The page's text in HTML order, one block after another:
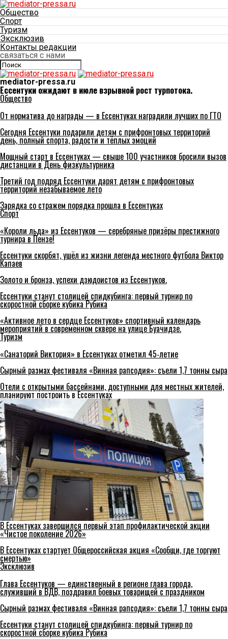
Общество
Спорт
Туризм
Эксклюзив
Контакты редакции
связаться с нами
mediator-pressa.ru
Ессентуки ожидают в июле взрывной рост турпотока.
Общество
От норматива до награды — в Ессентуках наградили лучших по ГТО
Сегодня Ессентуки подарили детям с прифронтовых территорий
день, полный спорта, радости и тёплых эмоций
Мощный старт в Ессентуках — свыше 100 участников бросили вызов
дистанции в День физкультурника
Третий год подряд Ессентуки дарят детям с прифронтовых
территорий незабываемое лето
Зарядка со стражем порядка прошла в Ессентуках
Спорт
«Короли льда» из Ессентуков — серебряные призёры престижного
турнира в Пензе!
Ессентуки скорбят, ушёл из жизни легенда местного футбола Виктор
Капаев
Золото и бронза, успехи дзюдоистов из Ессентуков.
Ессентуки станут столицей спидкубинга: первый турнир по
скоростной сборке кубика Рубика
«Активное лето в сердце Ессентуков» спортивный календарь
мероприятий в современном сквере на улице Буачидзе.
Туризм
«Санаторий Виктория» в Ессентуках отметил 45‑летие
Сырный размах фестиваля «Винная рапсодия»: съели 1,7 тонны сыра
Отели с открытыми бассейнами, доступными для местных жителей,
планируют построить в Ессентуках
В Ессентуках завершился первый этап профилактической акции
«Чистое поколение 2026»
В Ессентуках стартует Общероссийская акция «Сообщи, где торгуют
смертью»
Эксклюзив
Глава Ессентуков — единственный в регионе глава города,
служивший в ВДВ, поздравил боевых товарищей с праздником
Сырный размах фестиваля «Винная рапсодия»: съели 1,7 тонны сыра
Ессентуки станут столицей спидкубинга: первый турнир по
скоростной сборке кубика Рубика